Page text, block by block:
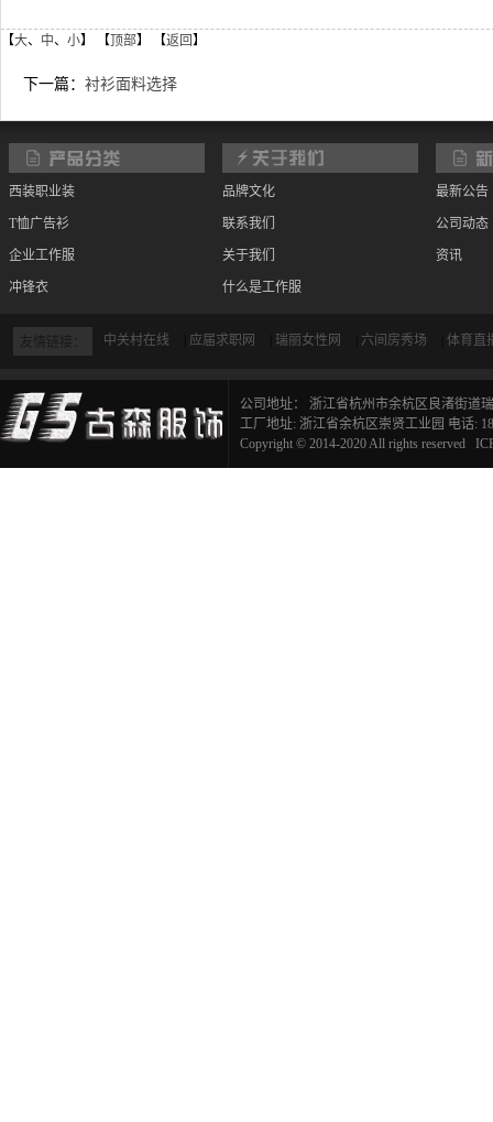
【大、 中、 小】 【 顶部】 【返回】
下一篇： 衬衫面料选择
西装职业装
T恤广告衫
企业工作服
冲锋衣
品牌文化
联系我们
关于我们
什么是工作服
最新公告
公司动态
资讯
友情链接： 中关村在线 应届求职网 瑞丽女性网 六间房秀场 体育直
公司地址： 浙江省杭州市余杭区良渚街道
工厂地址: 浙江省余杭区崇贤工业园 电话:
Copyright © 2014-2020 All rights reserved